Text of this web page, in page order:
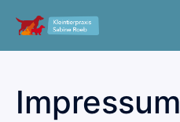
Inhalt
springen
Impressum